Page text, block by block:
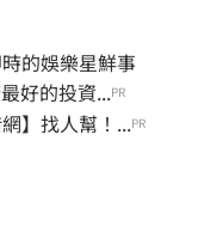
的娛樂星鮮事
好的投資...PR
】找人幫！...PR